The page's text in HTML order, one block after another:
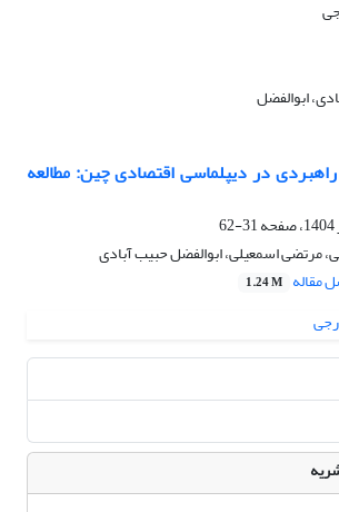
ابوالفضل
در دیپلماسی اقتصادی چین: مطالعه
31-62
مرتضی اسمعیلی، ابوالفضل حبیب آبادی
مقاله 1.24 M